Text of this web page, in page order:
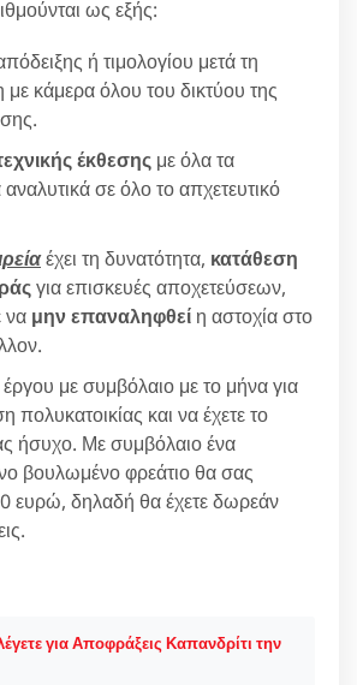
ως εξής:
ή τιμολογίου μετά τη
κάμερα όλου του δικτύου της
έκθεσης με όλα τα
σε όλο το απχετευτικό
έχει τη δυνατότητα, κατάθεση
για επισκευές αποχετεύσεων,
να μην επαναληφθεί η αστοχία στο
με συμβόλαιο με το μήνα για
πολυκατοικίας και να έχετε το
ήσυχο. Με συμβόλαιο ένα
βουλωμένο φρεάτιο θα σας
0 ευρώ, δηλαδή θα έχετε δωρεάν
για Αποφράξεις Καπανδρίτι την